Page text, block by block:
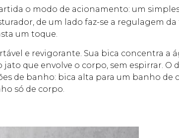
o modo de acionamento: um
de um lado faz-se a regulagem
um toque.
e revigorante. Sua bica concentra a
que envolve o corpo, sem espirrar. O
de banho: bica alta para um banho de
só de corpo.